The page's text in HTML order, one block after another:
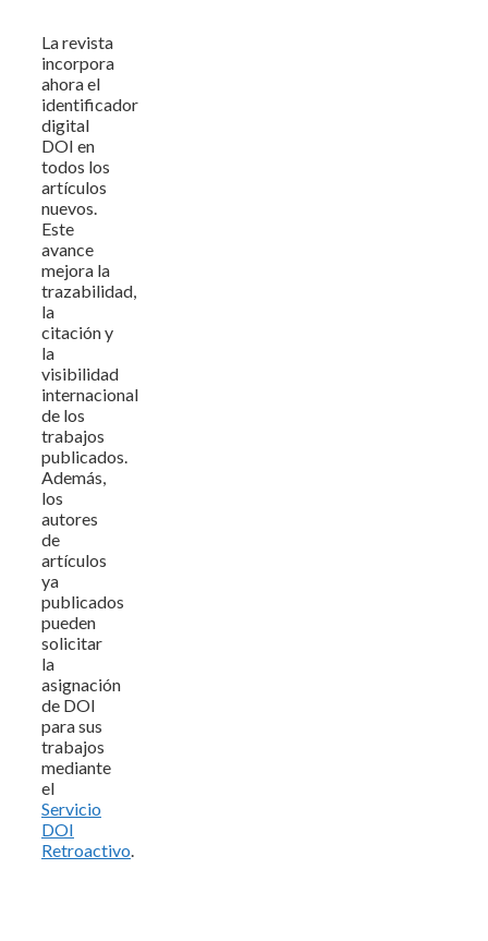
La revista
incorpora
ahora el
identificador
digital
DOI en
todos los
artículos
nuevos.
Este
avance
mejora la
trazabilidad,
la
citación y
la
visibilidad
internacional
de los
trabajos
publicados.
Además,
los
autores
de
artículos
ya
publicados
pueden
solicitar
la
asignación
de DOI
para sus
trabajos
mediante
el
Servicio
DOI
Retroactivo